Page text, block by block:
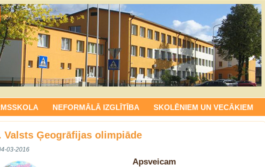
NEFORMĀLĀ IZGLĪTĪBA SKOLĒNIEM UN VECĀKIEM
Valsts Ģeogrāfijas olimpiāde
03-2016
Apsveicam